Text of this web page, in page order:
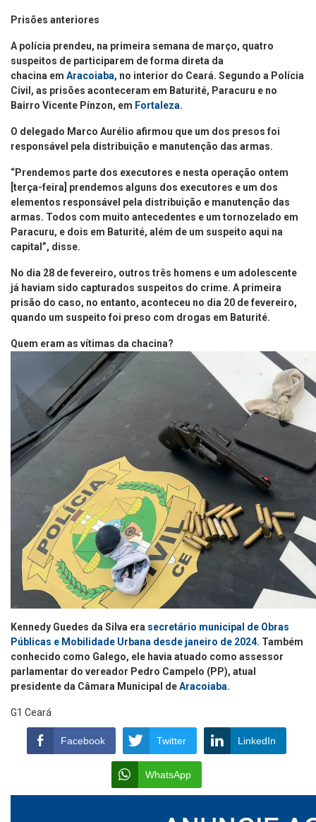
Prisões anteriores
A polícia prendeu, na primeira semana de março, quatro
suspeitos de participarem de forma direta da
chacina em Aracoiaba, no interior do Ceará. Segundo a Polícia
Civil, as prisões aconteceram em Baturité, Paracuru e no
Bairro Vicente Pínzon, em Fortaleza.
O delegado Marco Aurélio afirmou que um dos presos foi
responsável pela distribuição e manutenção das armas.
“Prendemos parte dos executores e nesta operação ontem
[terça-feira] prendemos alguns dos executores e um dos
elementos responsável pela distribuição e manutenção das
armas. Todos com muito antecedentes e um tornozelado em
Paracuru, e dois em Baturité, além de um suspeito aqui na
capital”, disse.
No dia 28 de fevereiro, outros três homens e um adolescente
já haviam sido capturados suspeitos do crime. A primeira
prisão do caso, no entanto, aconteceu no dia 20 de fevereiro,
quando um suspeito foi preso com drogas em Baturité.
Quem eram as vítimas da chacina?
Kennedy Guedes da Silva era secretário municipal de Obras
Públicas e Mobilidade Urbana desde janeiro de 2024. Também
conhecido como Galego, ele havia atuado como assessor
parlamentar do vereador Pedro Campelo (PP), atual
presidente da Câmara Municipal deAracoiaba.
G1 Ceará
Facebook Twitter LinkedIn
WhatsApp